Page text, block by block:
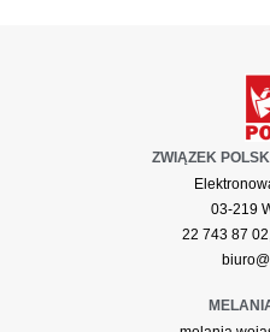
ZWIĄZEK
03-219
22 743 87